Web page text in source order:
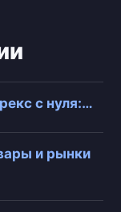
с нуля:…
и рынки